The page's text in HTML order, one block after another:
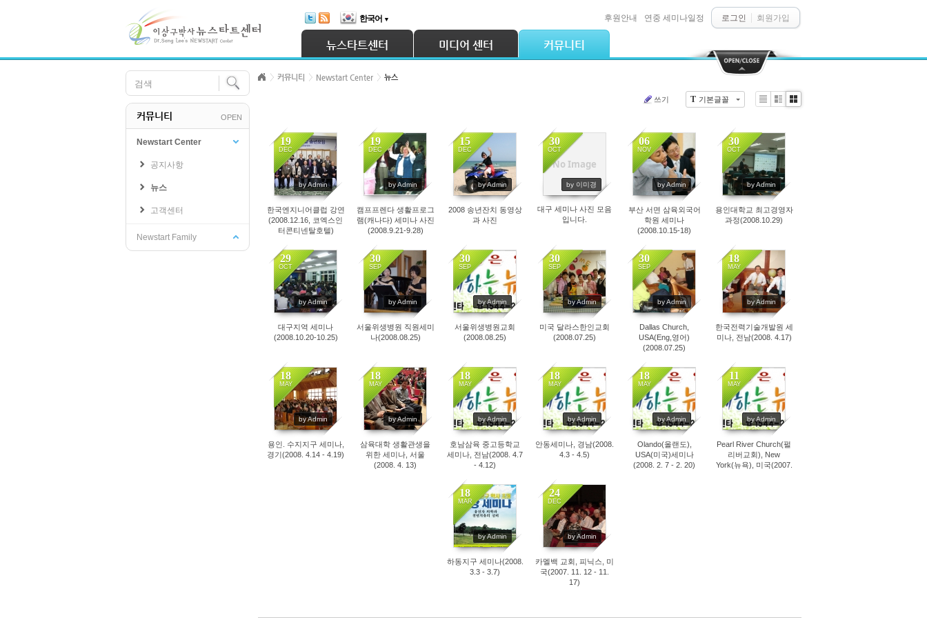
한국어 ▼ 로그인 회원가입
후원안내 연중 세미나일정
뉴스타트센터 미디어 센터 커뮤니티
커뮤니티 OPEN
Newstart Center
공지사항
뉴스
고객센터
Newstart Family
커뮤니티 Newstart Center 뉴스
T 기본글꼴
쓰기
Li
Zi
e
G
19
DEC
by Admin
6541
한국엔지니어클럽 강연
(2008.12.16, 코엑스인
터콘티넨탈호텔)
19
DEC
by Admin
4769
캠프프렌다 생활프로그
램(캐나다) 세미나 사진
(2008.9.21-9.28)
15
DEC
by Admin
5932
2008 송년잔치 동영상
과 사진
No Image
30
OCT
by 이미경
5847
대구 세미나 사진 모음
입니다.
06
NOV
by Admin
5042
부산 서면 삼육외국어
학원 세미나
(2008.10.15-18)
30
OCT
by Admin
4135
용인대학교 최고경영자
과정(2008.10.29)
29
OCT
by Admin
3903
대구지역 세미나
(2008.10.20-10.25)
30
SEP
by Admin
5040
서울위생병원 직원세미
나(2008.08.25)
30
SEP
by Admin
4158
서울위생병원교회
(2008.08.25)
30
SEP
by Admin
4168
미국 달라스한인교회
(2008.07.25)
30
SEP
by Admin
3369
Dallas Church,
USA(Eng,영어)
(2008.07.25)
18
MAY
by Admin
4551
한국전력기술개발원 세
미나, 전남(2008. 4.17)
18
MAY
by Admin
4054
용인. 수지지구 세미나,
경기(2008. 4.14 - 4.19)
18
MAY
by Admin
4053
삼육대학 생활관생을
위한 세미나, 서울
(2008. 4. 13)
18
MAY
by Admin
3985
호남삼육 중고등학교
세미나, 전남(2008. 4.7
- 4.12)
18
MAY
by Admin
3799
안동세미나, 경남(2008.
4.3 - 4.5)
18
MAY
by Admin
3964
Olando(올랜도),
USA(미국)세미나
(2008. 2. 7 - 2. 20)
11
MAY
by Admin
4097
Pearl River Church(펄
리버교회), New
York(뉴욕), 미국(2007.
18
MAR
by Admin
5284
하동지구 세미나(2008.
3.3 - 3.7)
24
DEC
by Admin
5173
카멜백 교회, 피닉스, 미
국(2007. 11. 12 - 11.
17)
Sketchbook5, 스케치북5
Sketchbook5, 스케치북5
Sketchbook5, 스케치북5
Sketchbook5, 스케치북5